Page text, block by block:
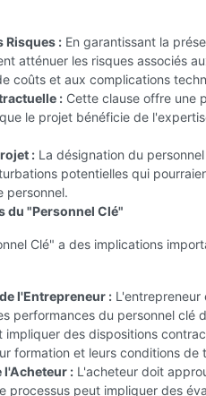
Risques : En garantissant la
atténuer les risques associés
coûts et aux complications
: Cette clause offre une
le projet bénéficie de
: La désignation du
potentielles qui
personnel.
du "Personnel Clé"
Clé" a des implications
l'Entrepreneur : L'entrepreneur
performances du personnel clé
impliquer des dispositions
formation et leurs conditions de
: L'acheteur doit
processus peut impliquer des